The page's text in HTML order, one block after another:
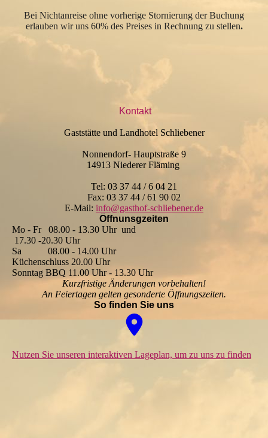
Bei Nichtanreise ohne vorherige Stornierung der Buchung
erlauben wir uns 60% des Preises in Rechnung zu stellen.
Kontakt
Gaststätte und Landhotel Schliebener
Nonnendorf- Hauptstraße 9
14913 Niederer Fläming
Tel: 03 37 44 / 6 04 21
Fax: 03 37 44 / 61 90 02
E-Mail: info@gasthof-schliebener.de
Öffnunsgzeiten
Mo - Fr 08.00 - 13.30 Uhr und
17.30 -20.30 Uhr
Sa 08.00 - 14.00 Uhr
Küchenschluss 20.00 Uhr
Sonntag BBQ 11.00 Uhr - 13.30 Uhr
Kurzfristige Änderungen vorbehalten!
An Feiertagen gelten gesonderte Öffnungszeiten.
So finden Sie uns
Nutzen Sie unseren interaktiven La­ge­plan, um zu uns zu finden